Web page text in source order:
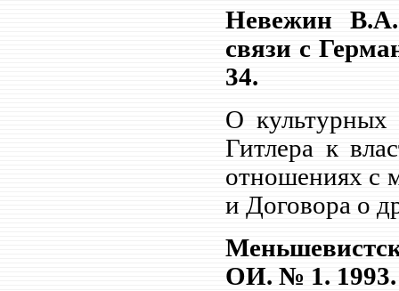
Невежин
связи с
34.
О культурных
Гитлера к
отношениях с
и Договора о
ОИ. № 1. 1993.